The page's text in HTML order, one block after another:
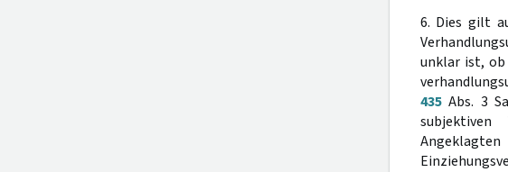
6. Dies gilt
unklar ist, ob
435Abs. 3
subjektiven